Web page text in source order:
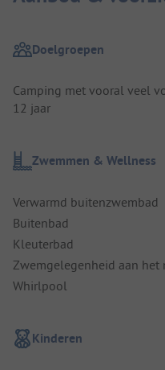
Doelgroepen
Camping met vooral veel
12 jaar
Zwemmen & Wellness
Verwarmd buitenzwembad
Buitenbad
Kleuterbad
Zwemgelegenheid aan het
Whirlpool
Kinderen